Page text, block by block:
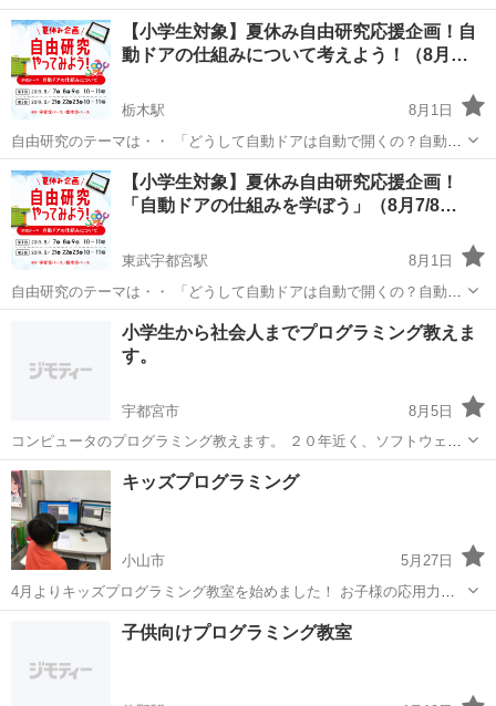
アの仕組みを研究してみよう！」 いつも何気なく通っている自動ド
ア。2020年から小学校で必修になるプログラミングで夏休みの自由研
究をしてみませんか？ ...
栃木 栃木市 栃木駅 プログラミング
【小学生対象】夏休み自由研究応援企画！自
動ドアの仕組みについて考えよう！（8月…
栃木駅
8月1日
自由研究のテーマは・・ 「どうして自動ドアは自動で開くの？自動ド
アの仕組みを研究してみよう！」 いつも何気なく通っている自動ド
ア。2020年から小学校で必修になるプログラミングで夏休みの自由研
究をしてみませんか？ ...
栃木 栃木市 栃木駅 プログラミング
【小学生対象】夏休み自由研究応援企画！
「自動ドアの仕組みを学ぼう」（8月7/8…
東武宇都宮駅
8月1日
自由研究のテーマは・・ 「どうして自動ドアは自動で開くの？自動ド
アの仕組みを研究してみよう！」 いつも何気なく通っている自動ド
ア。2020年から小学校で必修になるプログラミングで夏休みの自由研
究をしてみませんか？ ...
宇都宮市 東武宇都宮駅 プログラミング
小学生から社会人までプログラミング教えま
す。
宇都宮市
8月5日
コンピュータのプログラミング教えます。 ２０年近く、ソフトウェア
の開発の現場で仕事をしてきました。 得意分野は、Ruby on Rails, C#,
Visual Basic, PHP, JavaScript, CSS ...
栃木 宇都宮市 プログラミング JavaScript
キッズプログラミング
小山市
5月27日
4月よりキッズプログラミング教室を始めました！ お子様の応用力・
論理的思考力・問題解決力を鍛えることができます！ 2020年から小中
学校でも必須科目になります！ お子様の可能性が開花するチャンスで
す。 無料体験レッスンは随時...
小山市 プログラミング キッズプログラミング
子供向けプログラミング教室